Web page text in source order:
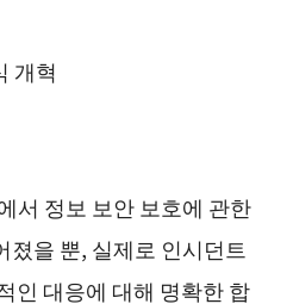
개혁
서 정보 보안 보호에 관한
을 뿐, 실제로 인시던트
인 대응에 대해 명확한 합